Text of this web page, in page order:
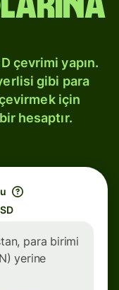
çevrimi yapın.
gibi para
için
hesaptır.
para birimi
yerine